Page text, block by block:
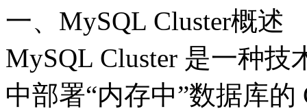
一、MySQL Cluster概述
MySQL Cluster 是一种
中部署“内存中”数据库